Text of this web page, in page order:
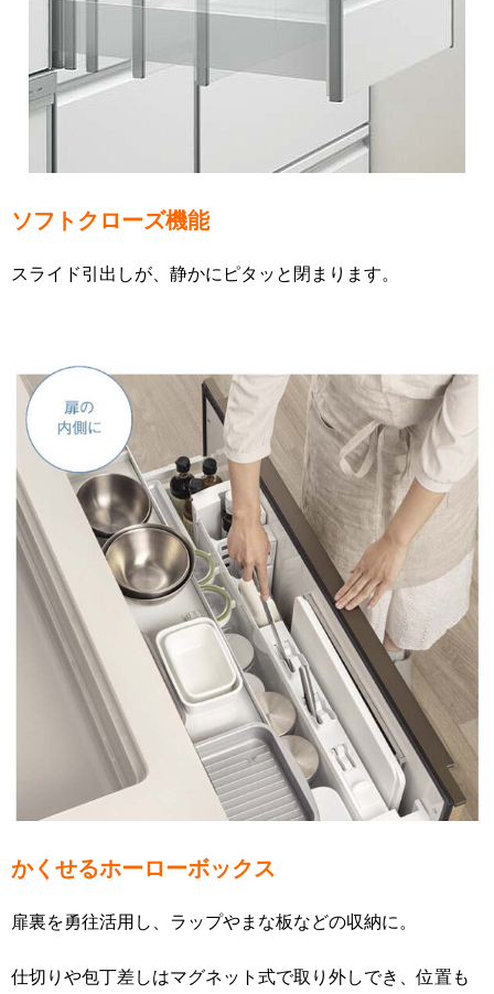
ソフトクローズ機能
スライド引出しが、静かにピタッと閉まります。
かくせるホーローボックス
扉裏を勇往活用し、ラップやまな板などの収納に。
仕切りや包丁差しはマグネット式で取り外しでき、位置も